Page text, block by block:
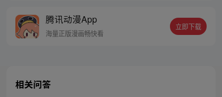
丝群：481670726
腾讯动漫App
海量正版漫画畅快看
立即下载
相关问答